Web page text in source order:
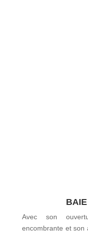
Avec son
encombrante et son